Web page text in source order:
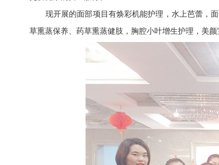
现开展的面部项目有焕彩机能护理，水上芭蕾，面
草熏蒸保养、药草熏蒸健肢，胸腔小叶增生护理，美